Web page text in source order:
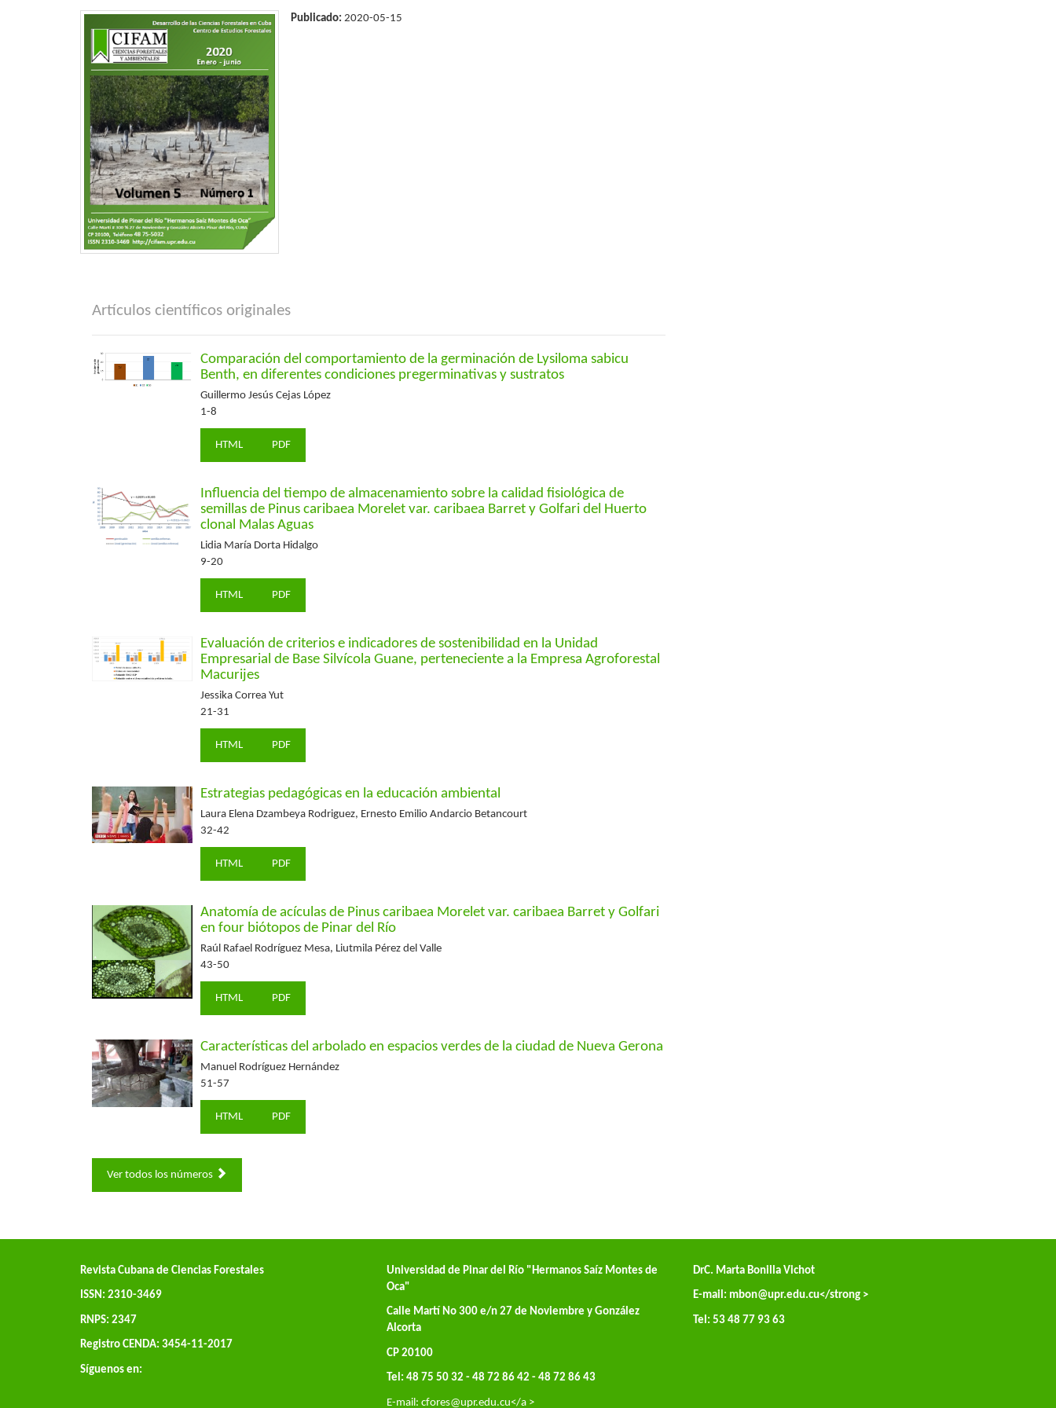
Publicado:2020-05-15
Artículos científicos originales
Comparación del comportamiento de la germinación de Lysiloma sabicu
Benth, en diferentes condiciones pregerminativas y sustratos
Guillermo Jesús Cejas López
1-8
HTML PDF
Influencia del tiempo de almacenamiento sobre la calidad fisiológica de
semillas de Pinus caribaea Morelet var. caribaea Barret y Golfari del Huerto
clonal Malas Aguas
Lidia María Dorta Hidalgo
9-20
HTML PDF
Evaluación de criterios e indicadores de sostenibilidad en la Unidad
Empresarial de Base Silvícola Guane, perteneciente a la Empresa Agroforestal
Macurijes
Jessika Correa Yut
21-31
HTML PDF
Estrategias pedagógicas en la educación ambiental
Laura Elena Dzambeya Rodriguez, Ernesto Emilio Andarcio Betancourt
32-42
HTML PDF
Anatomía de acículas de Pinus caribaea Morelet var. caribaea Barret y Golfari
en four biótopos de Pinar del Río
Raúl Rafael Rodríguez Mesa, Liutmila Pérez del Valle
43-50
HTML PDF
Características del arbolado en espacios verdes de la ciudad de Nueva Gerona
Manuel Rodríguez Hernández
51-57
HTML PDF
Ver todos los números
Revista Cubana de Ciencias Forestales
ISSN: 2310-3469
RNPS: 2347
Registro CENDA: 3454-11-2017
Síguenos en:
Universidad de Pinar del Río "Hermanos Saíz Montes de
Oca"
Calle Martí No 300 e/n 27 de Noviembre y González
Alcorta
CP 20100
Tel: 48 75 50 32 - 48 72 86 42 - 48 72 86 43
E-mail: cfores@upr.edu.cu</a >
DrC. Marta Bonilla Vichot
E-mail: mbon@upr.edu.cu</strong >
Tel: 53 48 77 93 63